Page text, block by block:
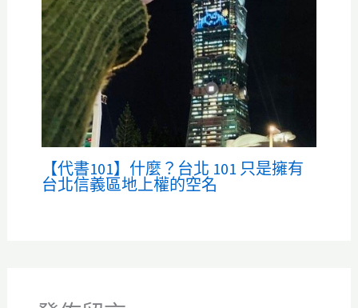
【代書101】什麼？台北 101 只是擁有
台北信義區地上權的空名